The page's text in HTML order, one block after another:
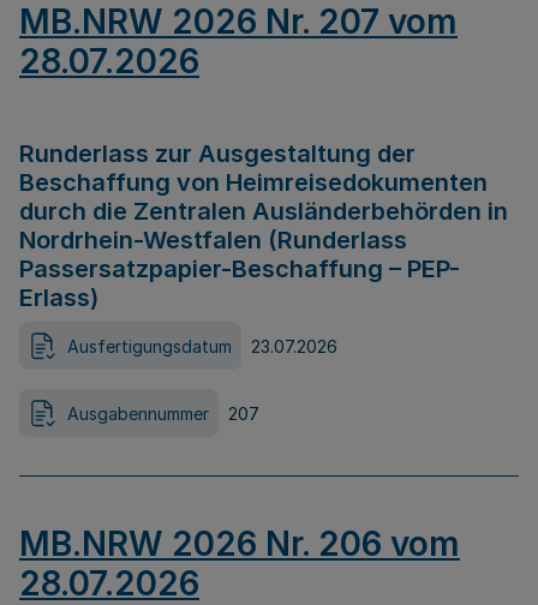
MB.NRW 2026 Nr. 207 vom
28.07.2026
Runderlass zur Ausgestaltung der
Beschaffung von Heimreisedokumenten
durch die Zentralen Ausländerbehörden in
Nordrhein-Westfalen (Runderlass
Passersatzpapier-Beschaffung – PEP-
Erlass)
Ausfertigungsdatum 23.07.2026
Ausgabennummer 207
MB.NRW 2026 Nr. 206 vom
28.07.2026